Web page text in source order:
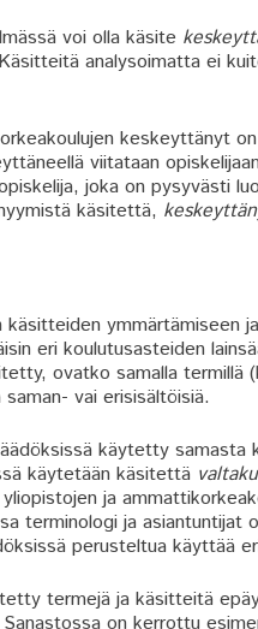
voi olla käsite
analysoimatta ei
keskeyttänyt
viitataan
joka on pysyvästi
käsitettä,
ymmärtämiseen
eri koulutusasteiden
ovatko samalla termillä
vai erisisältöisiä.
käytetty samasta
käytetään käsitettä
ja
terminologi ja asiantuntijat
perusteltua käyttää
termejä ja käsitteitä
on kerrottu